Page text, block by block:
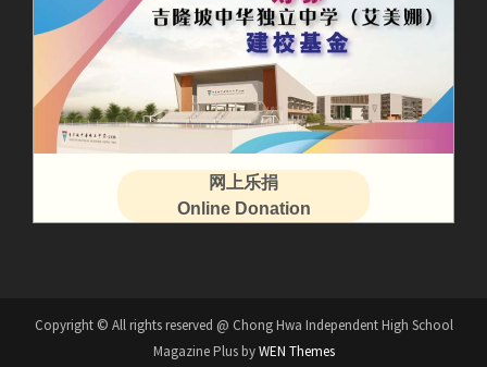
网上乐捐
Online Donation
Copyright © All rights reserved @ Chong Hwa Independent High School
Magazine Plus byWEN Themes